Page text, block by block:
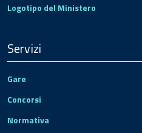
Logotipo del Ministero
Servizi
Gare
Concorsi
Normativa